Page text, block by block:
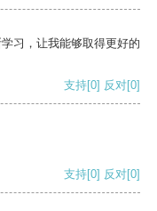
习，让我能够取得更好的
支持[0] 反对[0]
支持[0] 反对[0]